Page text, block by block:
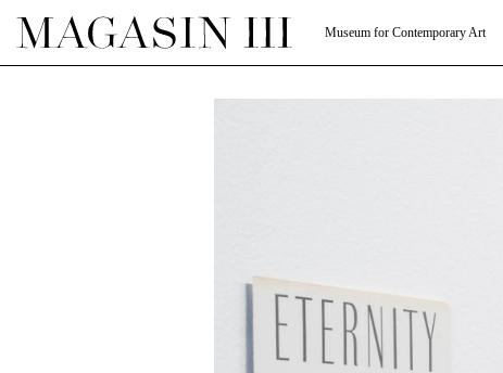
Museum for Contemporary Art